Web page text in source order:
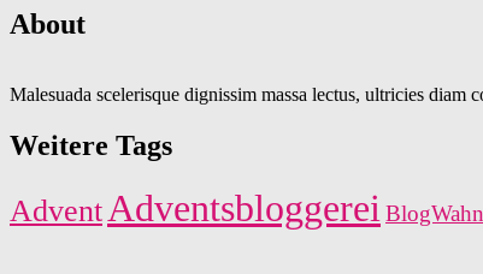
About
Malesuada scelerisque dignissim massa lectus, ultricies diam
Weitere Tags
Advent Adventsbloggerei BlogWahn